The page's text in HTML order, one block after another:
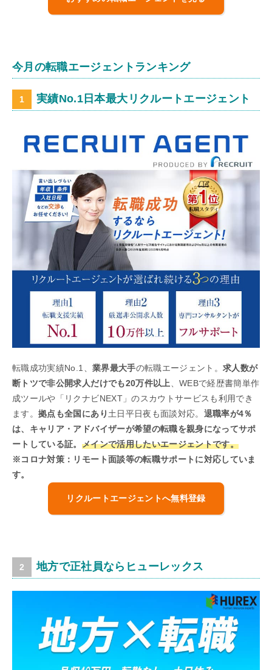
今月の転職エージェントランキング
実績No.1日本最大リクルートエージェント
転職成功実績No.1、 業界最大手の転職エージェント。求人数が
断トツで非公開求人だけでも20万件以上、WEBで経歴書簡単作
成ツールや「リクナビNEXT」のスカウトサービスも利用でき
ます。拠点も全国にあり土日平日夜も面談対応。 退職率が4％
は、キャリア・アドバイザーが希望の転職を親身になってサポ
ートしている証。 メインで活用したいエージェントです。
※コロナ対策：リモート面談等の転職サポートに対応していま
す。
リクルートエージェントへ無料登録
地方で正社員ならヒューレックス